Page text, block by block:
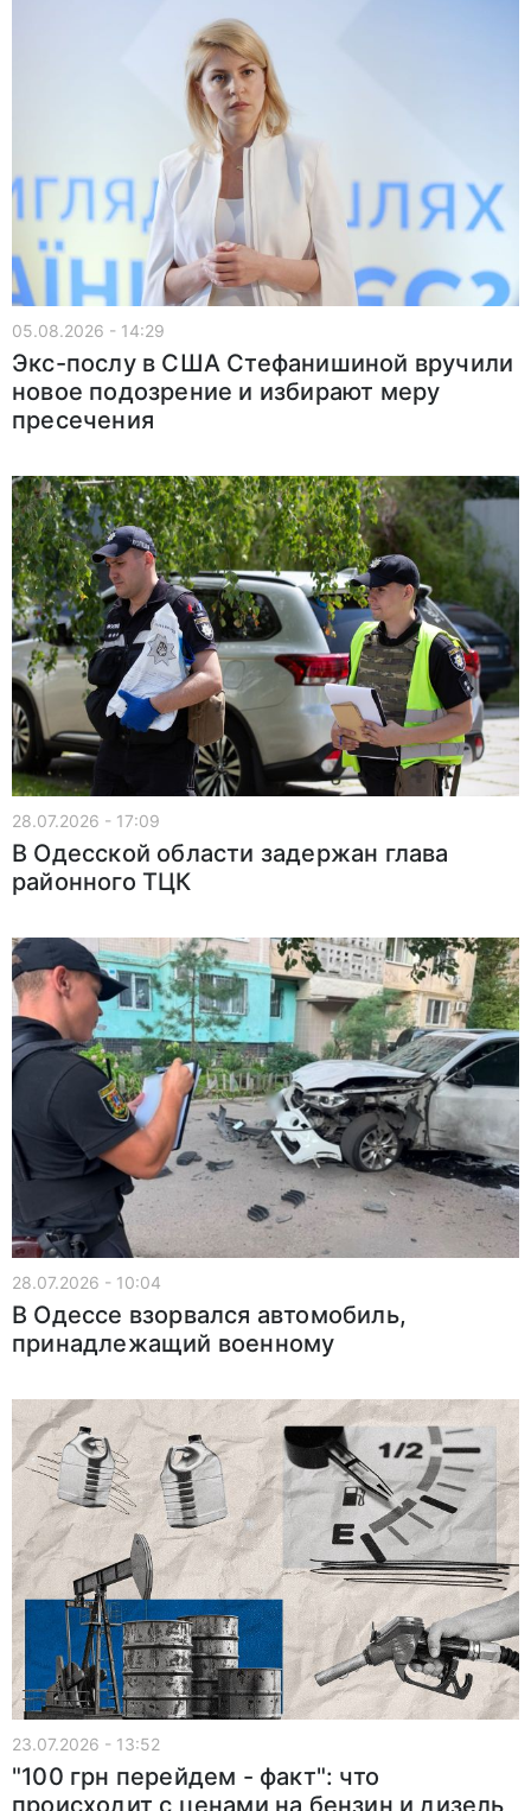
05.08.2026 - 14:29
Экс-послу в США Стефанишиной вручили
новое подозрение и избирают меру
пресечения
28.07.2026 - 17:09
В Одесской области задержан глава
районного ТЦК
28.07.2026 - 10:04
В Одессе взорвался автомобиль,
принадлежащий военному
23.07.2026 - 13:52
"100 грн перейдем - факт": что
происходит с ценами на бензин и дизель